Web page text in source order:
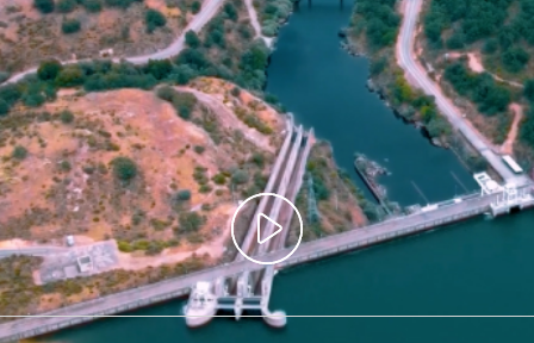
Iberdrola, 125 anos que são o melhor começo. Algumas imagens deste
vídeo foram animadas com o uso de inteligência artificial.